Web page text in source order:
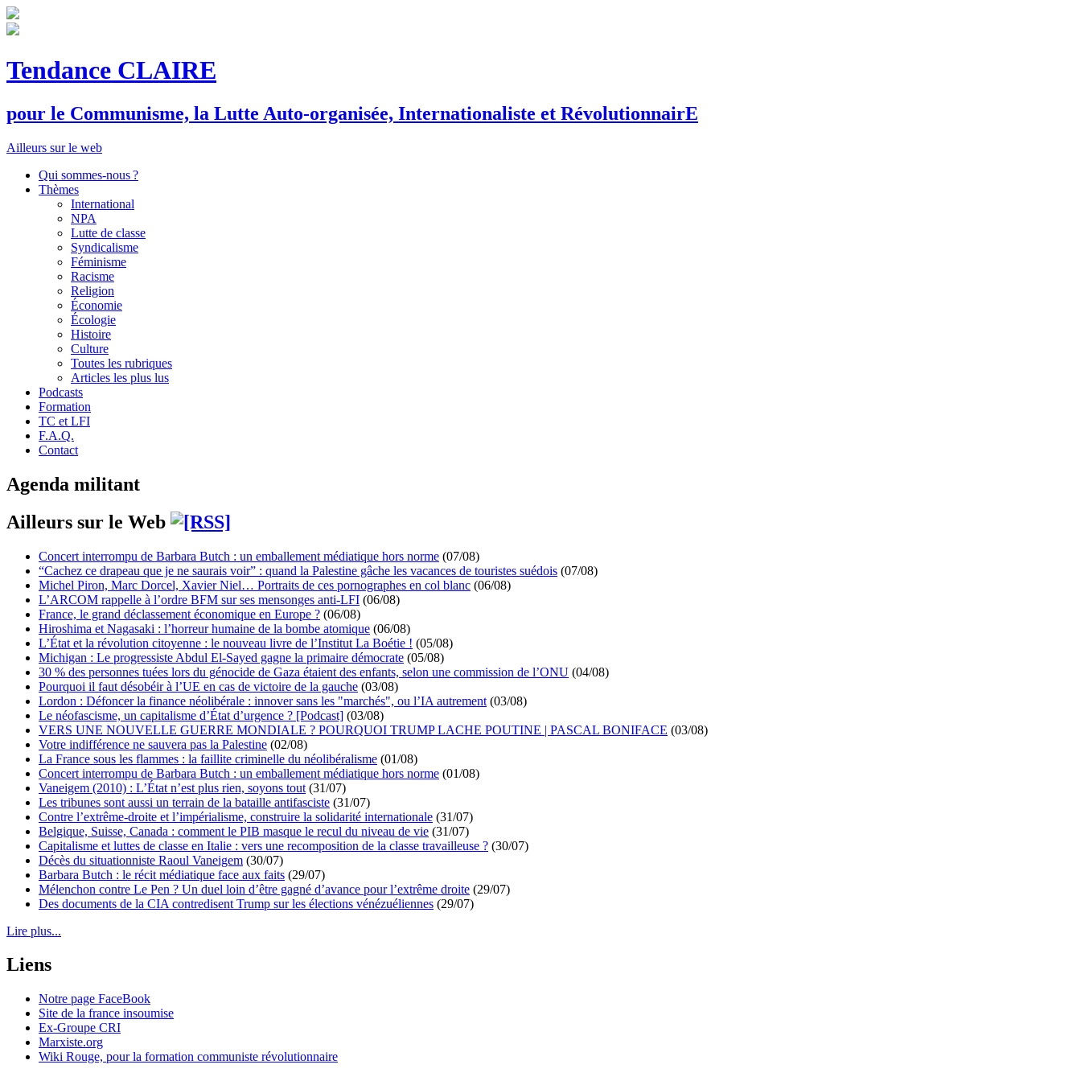
Tendance CLAIRE
pour le Communisme, la Lutte Auto-organisée, Internationaliste et RévolutionnairE
Ailleurs sur le web
Qui sommes-nous ?
Thèmes
International
NPA
Lutte de classe
Syndicalisme
Féminisme
Racisme
Religion
Économie
Écologie
Histoire
Culture
Toutes les rubriques
Articles les plus lus
Podcasts
Formation
TC et LFI
F.A.Q.
Contact
Agenda militant
Ailleurs sur le Web
Concert interrompu de Barbara Butch : un emballement médiatique hors norme (07/08)
“Cachez ce drapeau que je ne saurais voir” : quand la Palestine gâche les vacances de touristes suédois (07/08)
Michel Piron, Marc Dorcel, Xavier Niel… Portraits de ces pornographes en col blanc (06/08)
L’ARCOM rappelle à l’ordre BFM sur ses mensonges anti-LFI (06/08)
France, le grand déclassement économique en Europe ? (06/08)
Hiroshima et Nagasaki : l’horreur humaine de la bombe atomique (06/08)
L’État et la révolution citoyenne : le nouveau livre de l’Institut La Boétie ! (05/08)
Michigan : Le progressiste Abdul El-Sayed gagne la primaire démocrate (05/08)
30 % des personnes tuées lors du génocide de Gaza étaient des enfants, selon une commission de l’ONU (04/08)
Pourquoi il faut désobéir à l’UE en cas de victoire de la gauche (03/08)
Lordon : Défoncer la finance néolibérale : innover sans les "marchés", ou l’IA autrement (03/08)
Le néofascisme, un capitalisme d’État d’urgence ? [Podcast] (03/08)
VERS UNE NOUVELLE GUERRE MONDIALE ? POURQUOI TRUMP LACHE POUTINE | PASCAL BONIFACE (03/08)
Votre indifférence ne sauvera pas la Palestine (02/08)
La France sous les flammes : la faillite criminelle du néolibéralisme (01/08)
Concert interrompu de Barbara Butch : un emballement médiatique hors norme (01/08)
Vaneigem (2010) : L’État n’est plus rien, soyons tout (31/07)
Les tribunes sont aussi un terrain de la bataille antifasciste (31/07)
Contre l’extrême-droite et l’impérialisme, construire la solidarité internationale (31/07)
Belgique, Suisse, Canada : comment le PIB masque le recul du niveau de vie (31/07)
Capitalisme et luttes de classe en Italie : vers une recomposition de la classe travailleuse ? (30/07)
Décès du situationniste Raoul Vaneigem (30/07)
Barbara Butch : le récit médiatique face aux faits (29/07)
Mélenchon contre Le Pen ? Un duel loin d’être gagné d’avance pour l’extrême droite (29/07)
Des documents de la CIA contredisent Trump sur les élections vénézuéliennes (29/07)
Lire plus...
Liens
Notre page FaceBook
Site de la france insoumise
Ex-Groupe CRI
Marxiste.org
Wiki Rouge, pour la formation communiste révolutionnaire